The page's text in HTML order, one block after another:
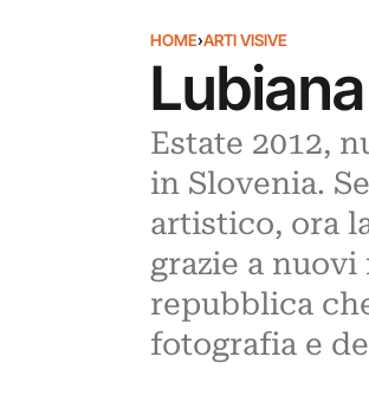
HOME›ARTI VISIVE
Estate 2012,
in Slovenia.
artistico, ora
grazie a
repubblica
fotografia e